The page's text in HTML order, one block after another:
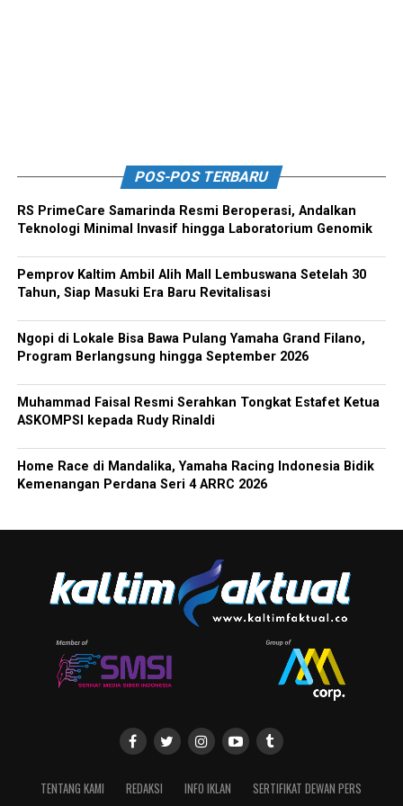
POS-POS TERBARU
RS PrimeCare Samarinda Resmi Beroperasi, Andalkan
Teknologi Minimal Invasif hingga Laboratorium Genomik
Pemprov Kaltim Ambil Alih Mall Lembuswana Setelah 30
Tahun, Siap Masuki Era Baru Revitalisasi
Ngopi di Lokale Bisa Bawa Pulang Yamaha Grand Filano,
Program Berlangsung hingga September 2026
Muhammad Faisal Resmi Serahkan Tongkat Estafet Ketua
ASKOMPSI kepada Rudy Rinaldi
Home Race di Mandalika, Yamaha Racing Indonesia Bidik
Kemenangan Perdana Seri 4 ARRC 2026
TENTANG KAMI REDAKSI INFO IKLAN
SERTIFIKAT DEWAN PERS